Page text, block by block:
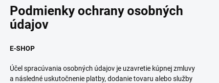
Podmienky ochrany osobných
údajov
E-SHOP
Účel spracúvania osobných údajov je uzavretie kúpnej zmluvy
a následné uskutočnenie platby, dodanie tovaru alebo služby